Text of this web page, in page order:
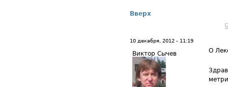
Вверх
10 декабря, 2012 - 11:19
Виктор Сычев О